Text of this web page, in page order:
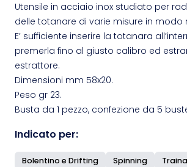
Utensile in acciaio inox studiato per
delle totanare di varie misure in modo
E’ sufficiente inserire la totanara
premerla fino al giusto calibro ed
estrattore.
Dimensioni mm 58x20.
Peso gr 23.
Busta da 1 pezzo, confezione da 5
Indicato per:
Bolentino e Drifting Spinning